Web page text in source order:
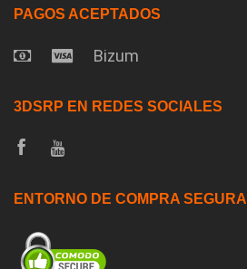
PAGOS ACEPTADOS
Bizum
3DSRP EN REDES SOCIALES
ENTORNO DE COMPRA SEGURA